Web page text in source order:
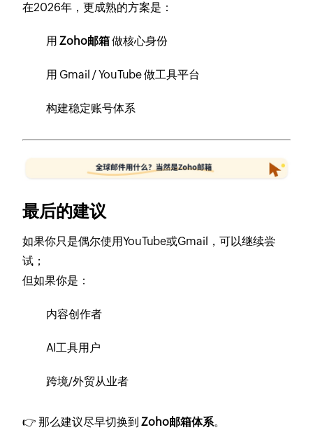
在2026年，更成熟的方案是：
用Zoho邮箱做核心身份
用 Gmail / YouTube 做工具平台
构建稳定账号体系
最后的建议
如果你只是偶尔使用YouTube或Gmail，可以继续尝
试；
但如果你是：
内容创作者
AI工具用户
跨境/外贸从业者
👉 那么建议尽早切换到Zoho邮箱体系。